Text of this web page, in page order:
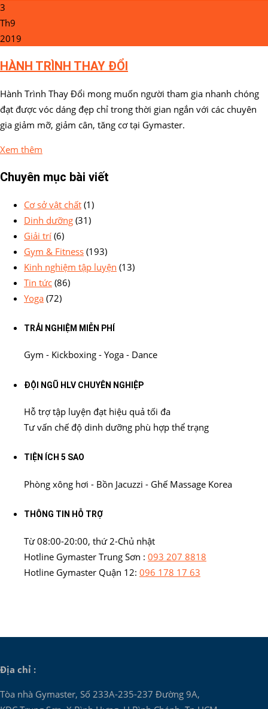
3
Th9
2019
HÀNH TRÌNH THAY ĐỔI
Hành Trình Thay Đổi mong muốn người tham gia nhanh chóng
đạt được vóc dáng đẹp chỉ trong thời gian ngắn với các chuyên
gia giảm mỡ, giảm cân, tăng cơ tại Gymaster.
Xem thêm
Chuyên mục bài viết
Cơ sở vật chất (1)
Dinh dưỡng (31)
Giải trí (6)
Gym & Fitness (193)
Kinh nghiệm tập luyện (13)
Tin tức (86)
Yoga (72)
TRẢI NGHIỆM MIỄN PHÍ
Gym - Kickboxing - Yoga - Dance
ĐỘI NGŨ HLV CHUYÊN NGHIỆP
Hỗ trợ tập luyện đạt hiệu quả tối đa
Tư vấn chế độ dinh dưỡng phù hợp thể trạng
TIỆN ÍCH 5 SAO
Phòng xông hơi - Bồn Jacuzzi - Ghế Massage Korea
THÔNG TIN HỖ TRỢ
Từ 08:00-20:00, thứ 2-Chủ nhật
Hotline Gymaster Trung Sơn : 093 207 8818
Hotline Gymaster Quận 12: 096 178 17 63
Địa chỉ :
Tòa nhà Gymaster, Số 233A-235-237 Đường 9A,